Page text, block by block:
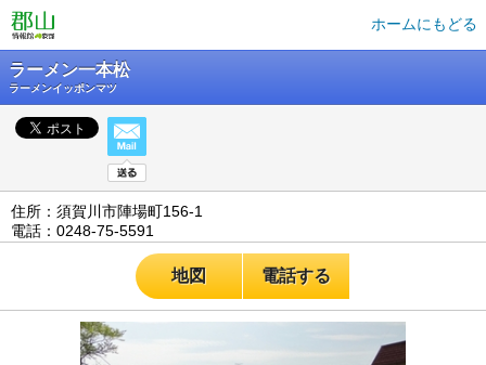
ホームにもどる
ラーメン一本松
ラーメンイッポンマツ
住所：須賀川市陣場町156-1
電話：0248-75-5591
地図 電話する